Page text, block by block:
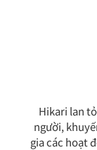
Hikari lan
người,
gia các hoạt